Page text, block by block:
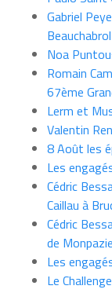
Gabriel
Noa
Romain
67ème
Lerm et
Valentin
8 Août les
Les
Cédric
Caillau à
Cédric
de
Les
Le